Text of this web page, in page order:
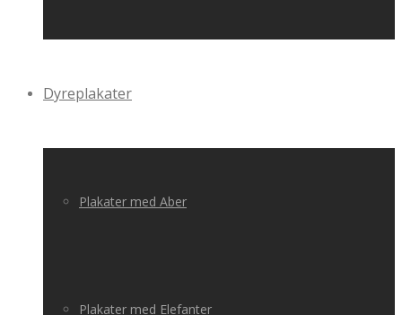
Dyreplakater
Plakater med Aber
Plakater med Elefanter